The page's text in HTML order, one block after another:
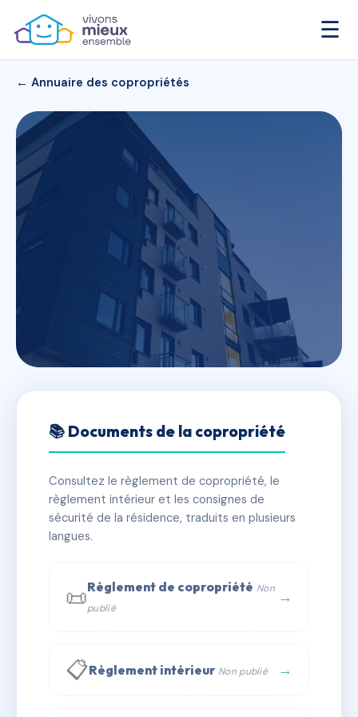
☰
← Annuaire des copropriétés
3 RUE FREDERIC BAZILLE
⚠ IMMATRICULEE_RATTACHEMENT_EXPIRE
🏠 9 lots
🏗 1 bâtiment(s)
📞 Contacter Syndic Digital 💬 WhatsApp
✉ Email
📚 Documents de la copropriété
Consultez le règlement de copropriété, le
règlement intérieur et les consignes de
sécurité de la résidence, traduits en plusieurs
langues.
📜Règlement de copropriété Non
publié
→
📋Règlement intérieur Non publié →